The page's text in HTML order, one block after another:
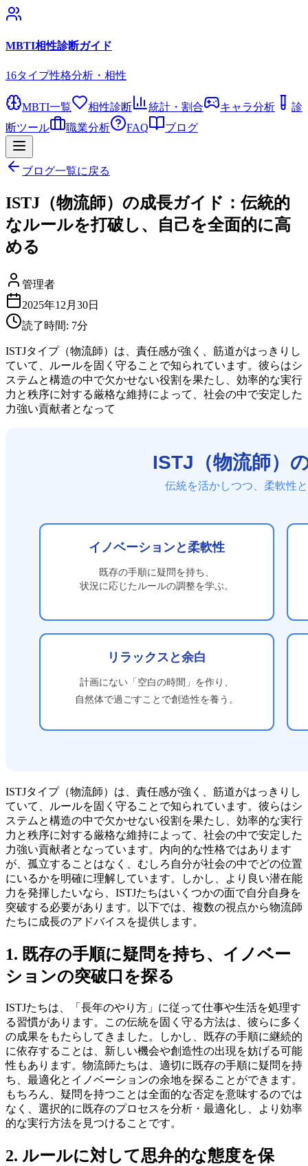
MBTI相性診断ガイド
16タイプ性格分析・相性
MBTI一覧 相性診断 統計・割合 キャラ分析
診
断ツール
職業分析 FAQ ブログ
ブログ一覧に戻る
ISTJ（物流師）の成長ガイド：伝統的
なルールを打破し、自己を全面的に高
める
管理者
2025年12月30日
読了時間: 7分
ISTJタイプ（物流師）は、責任感が強く、筋道がはっきりし
ていて、ルールを固く守ることで知られています。彼らはシ
ステムと構造の中で欠かせない役割を果たし、効率的な実行
力と秩序に対する厳格な維持によって、社会の中で安定した
力強い貢献者となって
ISTJタイプ（物流師）は、責任感が強く、筋道がはっきりし
ていて、ルールを固く守ることで知られています。彼らはシ
ステムと構造の中で欠かせない役割を果たし、効率的な実行
力と秩序に対する厳格な維持によって、社会の中で安定した
力強い貢献者となっています。内向的な性格ではあります
が、孤立することはなく、むしろ自分が社会の中でどの位置
にいるかを明確に理解しています。しかし、より良い潜在能
力を発揮したいなら、ISTJたちはいくつかの面で自分自身を
突破する必要があります。以下では、複数の視点から物流師
たちに成長のアドバイスを提供します。
1. 既存の手順に疑問を持ち、イノベー
ションの突破口を探る
ISTJたちは、「長年のやり方」に従って仕事や生活を処理す
る習慣があります。この伝統を固く守る方法は、彼らに多く
の成果をもたらしてきました。しかし、既存の手順に継続的
に依存することは、新しい機会や創造性の出現を妨げる可能
性もあります。物流師たちは、適切に既存の手順に疑問を持
ち、最適化とイノベーションの余地を探ることができます。
もちろん、疑問を持つことは全面的な否定を意味するのでは
なく、選択的に既存のプロセスを分析・最適化し、より効率
的な実行方法を見つけることです。
2. ルールに対して思弁的な態度を保